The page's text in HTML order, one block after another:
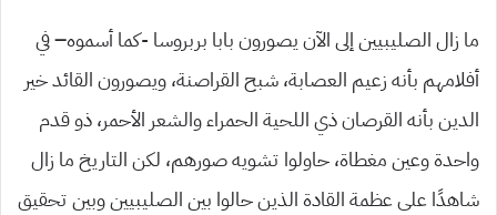
ما زال الصليبيين إلى الآن يصورون بابا بربروسا -كما أسموه–في
أفلامهم بأنه زعيم العصابة، شبح القراصنة، ويصورون القائد خير
الدين بأنه القرصان ذي اللحية الحمراء والشعر الأحمر، ذو قدم
واحدة وعين مغطاة، حاولوا تشويه صورهم، لكن التاريخ ما زال
شاهدًا على عظمة القادة الذين حالوا بين الصليبيين وبين تحقيق